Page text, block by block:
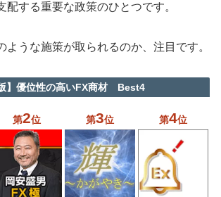
配する重要な政策のひとつです。
ような施策が取られるのか、注目です。
】優位性の高いFX商材 Best4
第2位 第3位 第4位